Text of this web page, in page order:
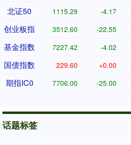
北证50 1115.24 -4.22
创业板指 3512.11 -23.03
基金指数 7227.43 -4.00
国债指数 229.60 +0.00
期指IC0 7704.80 -26.20
话题标签